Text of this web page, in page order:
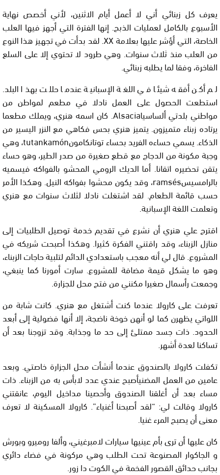
يعرف كل زبنائي أني لا أعمل أيام الاثنين، لأني أخصص نهاية
الأسبوع بالكامل لعمليات الذبح. إنها الفترة التي أجهز فيها العلب
الخاصة، التي أؤشر عليها بعلامةXX. لقد بدأت في تجهيز هذا النوع
من العلب منذ ثلاث سنوات. وهي طرود لا تحتوي إلا على السلع
الفاخرة، وفقا لما يطلبه زبنائي.
لم أكن أفقه شيئا في اللغة الإسبانية عندما حللت بهذا البلد.
استطعت الحصول على العمل نادلا في مطعم لمواطن من
مواطني بلدتي ألساسياAlsacia. كان اسمه هنري، ويملك مطعما
يرتاده زبناء متميزون. يتميز هنري بحس فكاهي مع النزر اليسير من
الذكاء. يسمي حساءه الفريد بحساء توتانكامونtutankamón، وهي
وجبة مكونة من الدجاج مع قطع صغيرة من صدر الطير، وهو حساء
يتقن تحضيره اتقانا. أما الديك الرومي المحشو بالفواكه فيسميه
بالرامسيسramsés، وقد يكون محشوا بفواكه النيل. وهكذا الأمر
حسب قائمة الطعام. لقد اشتغلت نادلا لثلاث سنوات مع هنري
وتعلمت اللغة الإسبانية.
اقترح علي هنري أن نشرع في تقديم خدمة توصيل الطلبيات إلى
منازل الزبناء، وقد راقتني الفكرة كثيرا. وهكذا أصبحت شريكه في
المشروع. قال لي أنه معجب باستعدادي الدائم لتلبية حاجات الزبناء،
وهو ما يشكل قيمة مضافة للمشروع. سارت أمورنا كما ينبغي،
وجمعت رأسمال صغيرا مكنني من فتح محل للجزارة.
تعرفت على كارولا عندما كنت أشتغل مع هنري. كانت شابة من
اللواتي يظهرن كما لو أنهن خوخة ناضجة، إلا أنها فضولية إلى أبعد
الحدود. ذات جسد ممتلئ إلى حد ما وجذابة. وقد تزوجنا بعد أن
تساكنا لعدة أشهر.
تكفلت كارولا بالصندوق عندما أنشأت محل الجزارة خاصتي. وبعد
عامين من العمل المضنيأصبح عندي عدد لابأس به من الزبناء. ذات
مساء بعد أن أغلقنا الصندوق وأحصينا مداخيل اليوم، عانقتني
كارولا وقالت لي: “لقد أصبحنا أغنياء”. كارولا المسكينة لا تعرف
معنى أن يصبح المرء غنيا.
كان عليها أن ترى بأم عينيها سيارات لامبرغيني، وألفا روميرو وبورش
و الجاكوار المصنوعة تحت الطلب وهي مركونة في فضاء دائري
بجانب حدائق القصور الفخمة في الكوت دا زور.